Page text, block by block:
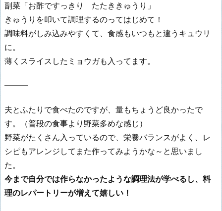
副菜「お酢ですっきり たたききゅうり」
きゅうりを叩いて調理するのってはじめて！
調味料がしみ込みやすくて、食感もいつもと違うキュウリ
に。
薄くスライスしたミョウガも入ってます。
———
夫とふたりで食べたのですが、量もちょうど良かったで
す。（普段の食事より野菜多めな感じ）
野菜がたくさん入っているので、栄養バランスがよく、レ
シピもアレンジしてまた作ってみようかな～と思いまし
た。
今まで自分では作らなかったような調理法が学べるし、料
理のレパートリーが増えて嬉しい！